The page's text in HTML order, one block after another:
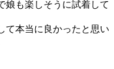
娘も楽しそうに試着して
て本当に良かったと思い